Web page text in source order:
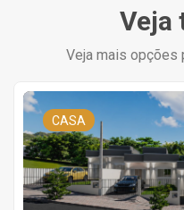
Veja
Veja mais opções
CASA